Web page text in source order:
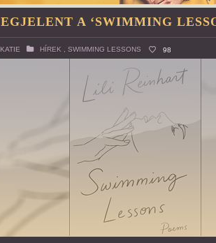
A ‘SWIMMING
HÍREK SWIMMING LESSONS 98